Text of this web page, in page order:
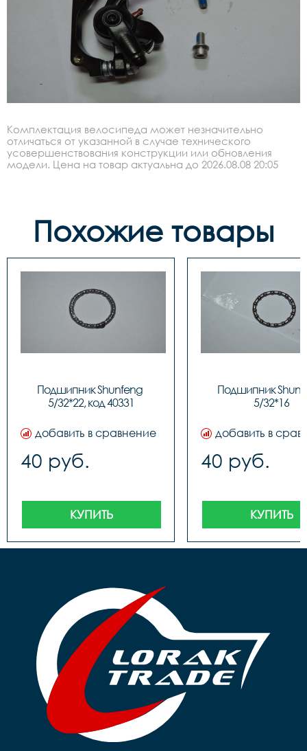
Комплектация велосипеда может незначительно
отличаться от указанной в случае технического
усовершенствования конструкции или обновления
модели. Цена на товар актуальна до 2026.08.08 20:05
Похожие товары
Подшипник Shunfeng
5/32*22, код 40331
добавить в сравнение
40 руб.
КУПИТЬ
Подшипник
5/32*16
добавить в
40 руб.
КУПИТЬ